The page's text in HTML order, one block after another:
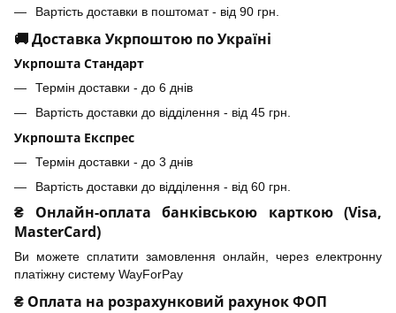
Вартість доставки в поштомат - від 90 грн.
🚚 Доставка Укрпоштою по Україні
Укрпошта Стандарт
Термін доставки - до 6 днів
Вартість доставки до відділення - від 45 грн.
Укрпошта Експрес
Термін доставки - до 3 днів
Вартість доставки до відділення - від 60 грн.
₴ Онлайн-оплата банківською карткою (Visa,
MasterCard)
Ви можете сплатити замовлення онлайн, через електронну
платіжну систему WayForPay
₴ Оплата на розрахунковий рахунок ФОП